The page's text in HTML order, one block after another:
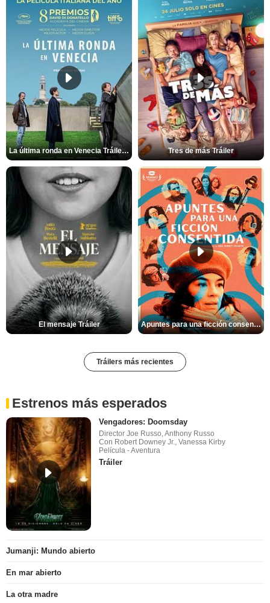
La última ronda en Venecia Tráiler VOSE Tres de más Tráiler
El mensaje Tráiler Apuntes para una ficción consentida Tráiler
Tráilers más recientes
Estrenos más esperados
Vengadores: Doomsday
Director Joe Russo, Anthony Russo
Con Robert Downey Jr., Vanessa Kirby
Película - Aventura
Tráiler
Jumanji: Mundo abierto
En mar abierto
La otra madre